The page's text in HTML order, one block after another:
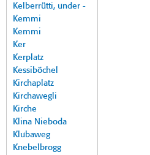
Kelberrütti, under -
Kemmi
Kemmi
Ker
Kerplatz
Kessiböchel
Kirchaplatz
Kirchawegli
Kirche
Klina Nieboda
Klubaweg
Knebelbrogg